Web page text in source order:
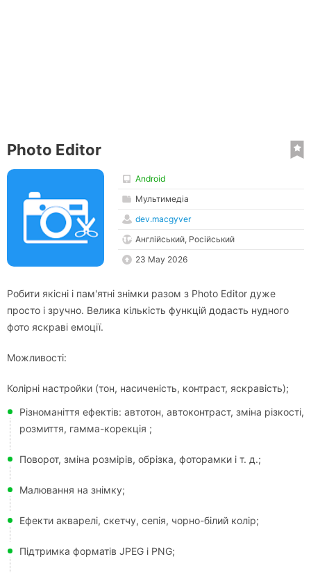
Photo Editor
Android
Мультимедіа
dev.macgyver
Англійський, Російський
23 May 2026
Робити якісні і пам'ятні знімки разом з Photo Editor дуже
просто і зручно. Велика кількість функцій додасть нудного
фото яскраві емоції.
Можливості:
Колірні настройки (тон, насиченість, контраст, яскравість);
Різноманіття ефектів: автотон, автоконтраст, зміна різкості,
розмиття, гамма-корекція ;
Поворот, зміна розмірів, обрізка, фоторамки і т. д.;
Малювання на знімку;
Ефекти акварелі, скетчу, сепія, чорно-білий колір;
Підтримка форматів JPEG і PNG;